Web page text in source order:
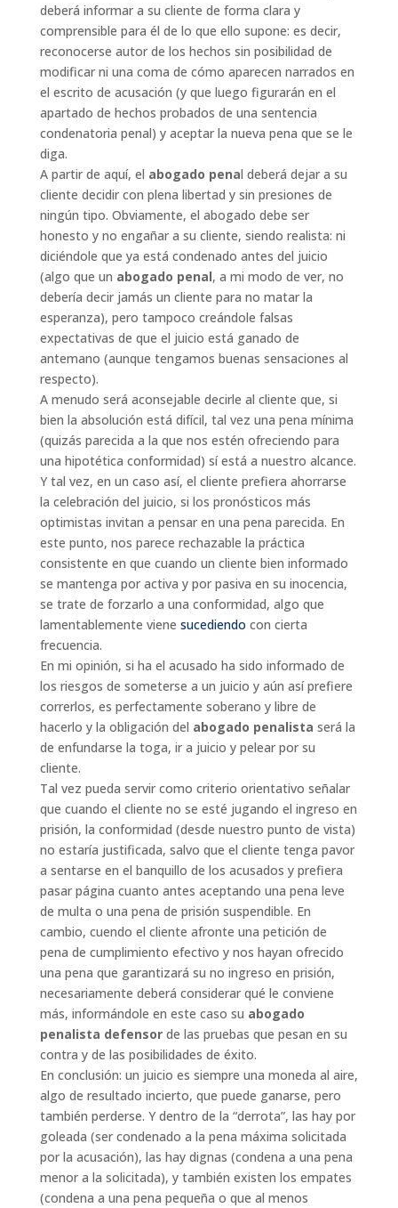
deberá informar a su cliente de forma clara y
comprensible para él de lo que ello supone: es decir,
reconocerse autor de los hechos sin posibilidad de
modificar ni una coma de cómo aparecen narrados en
el escrito de acusación (y que luego figurarán en el
apartado de hechos probados de una sentencia
condenatoria penal) y aceptar la nueva pena que se le
diga.
A partir de aquí, el abogado penal deberá dejar a su
cliente decidir con plena libertad y sin presiones de
ningún tipo. Obviamente, el abogado debe ser
honesto y no engañar a su cliente, siendo realista: ni
diciéndole que ya está condenado antes del juicio
(algo que un abogado penal, a mi modo de ver, no
debería decir jamás un cliente para no matar la
esperanza), pero tampoco creándole falsas
expectativas de que el juicio está ganado de
antemano (aunque tengamos buenas sensaciones al
respecto).
A menudo será aconsejable decirle al cliente que, si
bien la absolución está difícil, tal vez una pena mínima
(quizás parecida a la que nos estén ofreciendo para
una hipotética conformidad) sí está a nuestro alcance.
Y tal vez, en un caso así, el cliente prefiera ahorrarse
la celebración del juicio, si los pronósticos más
optimistas invitan a pensar en una pena parecida. En
este punto, nos parece rechazable la práctica
consistente en que cuando un cliente bien informado
se mantenga por activa y por pasiva en su inocencia,
se trate de forzarlo a una conformidad, algo que
lamentablemente viene sucediendo con cierta
frecuencia.
En mi opinión, si ha el acusado ha sido informado de
los riesgos de someterse a un juicio y aún así prefiere
correrlos, es perfectamente soberano y libre de
hacerlo y la obligación del abogado penalista será la
de enfundarse la toga, ir a juicio y pelear por su
cliente.
Tal vez pueda servir como criterio orientativo señalar
que cuando el cliente no se esté jugando el ingreso en
prisión, la conformidad (desde nuestro punto de vista)
no estaría justificada, salvo que el cliente tenga pavor
a sentarse en el banquillo de los acusados y prefiera
pasar página cuanto antes aceptando una pena leve
de multa o una pena de prisión suspendible. En
cambio, cuendo el cliente afronte una petición de
pena de cumplimiento efectivo y nos hayan ofrecido
una pena que garantizará su no ingreso en prisión,
necesariamente deberá considerar qué le conviene
más, informándole en este caso su abogado
penalista defensorde las pruebas que pesan en su
contra y de las posibilidades de éxito.
En conclusión: un juicio es siempre una moneda al aire,
algo de resultado incierto, que puede ganarse, pero
también perderse. Y dentro de la “derrota”, las hay por
goleada (ser condenado a la pena máxima solicitada
por la acusación), las hay dignas (condena a una pena
menor a la solicitada), y también existen los empates
(condena a una pena pequeña o que al menos